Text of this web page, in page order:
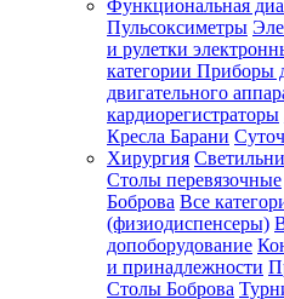
Функциональная
Пульсоксиметры
и рулетки
категории Приборы
двигательного
кардиорегистраторы
Кресла Барани
Хирургия
Столы перевязочные
Боброва Все
(физиодиспенсеры)
допоборудование
и принадлежности
Столы Боброва